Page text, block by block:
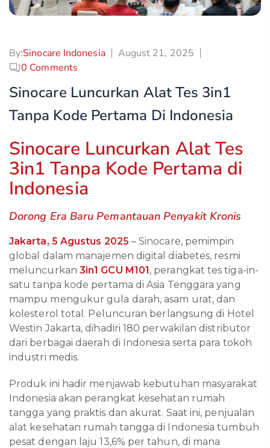
By:Sinocare Indonesia
August 21, 2025
0 Comments
Sinocare Luncurkan Alat Tes 3in1
Tanpa Kode Pertama Di Indonesia
Sinocare Luncurkan Alat Tes
3in1 Tanpa Kode Pertama di
Indonesia
Dorong Era Baru Pemantauan Penyakit Kronis
Jakarta, 5 Agustus 2025 – Sinocare, pemimpin
global dalam manajemen digital diabetes, resmi
meluncurkan 3in1 GCU M101, perangkat tes tiga-in-
satu tanpa kode pertama di Asia Tenggara yang
mampu mengukur gula darah, asam urat, dan
kolesterol total. Peluncuran berlangsung di Hotel
Westin Jakarta, dihadiri 180 perwakilan distributor
dari berbagai daerah di Indonesia serta para tokoh
industri medis.
Produk ini hadir menjawab kebutuhan masyarakat
Indonesia akan perangkat kesehatan rumah
tangga yang praktis dan akurat. Saat ini, penjualan
alat kesehatan rumah tangga di Indonesia tumbuh
pesat dengan laju 13,6% per tahun, di mana